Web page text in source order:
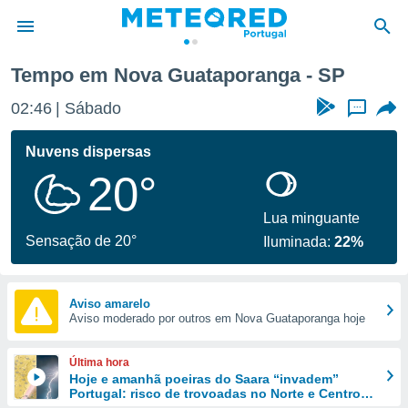
da
foi
fornecidas
a este
das
e
forma
digital
Tempo em Nova Guataporanga - SP
02:46 Sábado ...
Nuvens dispersas
20°
Sensação de 20°
Lua minguante
Iluminada:22%
Aviso amarelo
Aviso moderado por outros em Nova Guataporanga hoje
Última hora
Hoje e amanhã poeiras do Saara “invadem”
Portugal: risco de trovoadas no Norte e Centro